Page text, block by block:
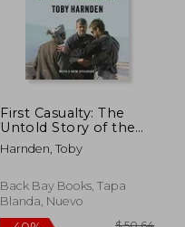
First Casualty: The
Untold Story of the
cia Mission to Avenge
9 (en Inglés)
Harnden, Toby
Back Bay Books, Tapa
Blanda, Nuevo